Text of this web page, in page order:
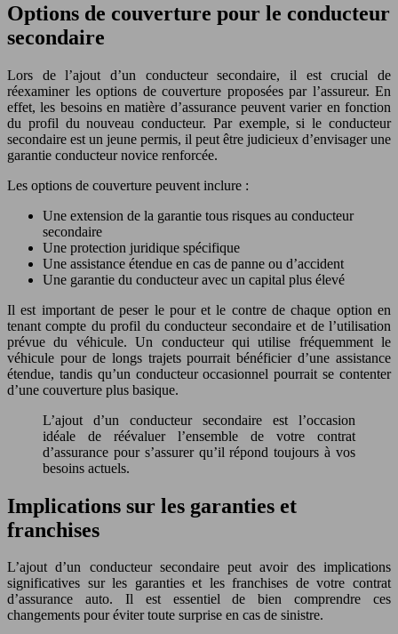
Options de couverture pour le conducteur
secondaire
Lors de l’ajout d’un conducteur secondaire, il est crucial de
réexaminer les options de couverture proposées par l’assureur. En
effet, les besoins en matière d’assurance peuvent varier en fonction
du profil du nouveau conducteur. Par exemple, si le conducteur
secondaire est un jeune permis, il peut être judicieux d’envisager une
garantie conducteur novice renforcée.
Les options de couverture peuvent inclure :
Une extension de la garantie tous risques au conducteur
secondaire
Une protection juridique spécifique
Une assistance étendue en cas de panne ou d’accident
Une garantie du conducteur avec un capital plus élevé
Il est important de peser le pour et le contre de chaque option en
tenant compte du profil du conducteur secondaire et de l’utilisation
prévue du véhicule. Un conducteur qui utilise fréquemment le
véhicule pour de longs trajets pourrait bénéficier d’une assistance
étendue, tandis qu’un conducteur occasionnel pourrait se contenter
d’une couverture plus basique.
L’ajout d’un conducteur secondaire est l’occasion
idéale de réévaluer l’ensemble de votre contrat
d’assurance pour s’assurer qu’il répond toujours à vos
besoins actuels.
Implications sur les garanties et
franchises
L’ajout d’un conducteur secondaire peut avoir des implications
significatives sur les garanties et les franchises de votre contrat
d’assurance auto. Il est essentiel de bien comprendre ces
changements pour éviter toute surprise en cas de sinistre.